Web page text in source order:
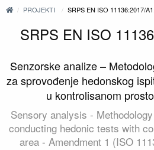
PROJEKTI SRPS EN ISO 11136:2017/
SRPS EN ISO
Senzorske analize –
za sprovođenje hedonskog
u kontrolisanom
Sensory analysis -
conducting hedonic tests with
area - Amendment 1 (ISO